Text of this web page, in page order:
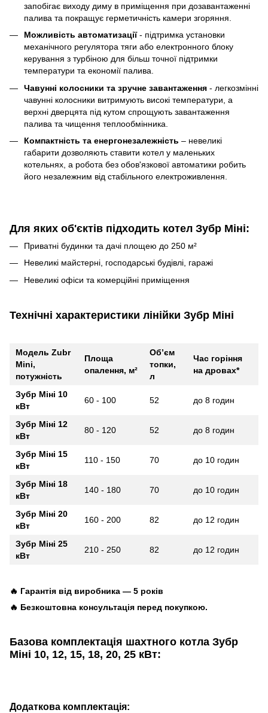
запобігає виходу диму в приміщення при дозавантаженні
палива та покращує герметичність камери згоряння.
Можливість автоматизації- підтримка установки
механічного регулятора тяги або електронного блоку
керування з турбіною для більш точної підтримки
температури та економії палива.
Чавунні колосники та зручне завантаження - легкозмінні
чавунні колосники витримують високі температури, а
верхні дверцята під кутом спрощують завантаження
палива та чищення теплообмінника.
Компактність та енергонезалежність – невеликі
габарити дозволяють ставити котел у маленьких
котельнях, а робота без обов'язкової автоматики робить
його незалежним від стабільного електроживлення.
Для яких об'єктів підходить котел Зубр Міні:
Приватні будинки та дачі площею до 250 м²
Невеликі майстерні, господарські будівлі, гаражі
Невеликі офіси та комерційні приміщення
Технічні характеристики лінійки Зубр Міні
Модель Zubr
Mini,
потужність
Площа
опалення, м²
Об’єм
топки,
л
Час горіння
на дровах*
Зубр Міні 10
кВт
60 - 100 52 до 8 годин
Зубр Міні 12
кВт
80 - 120 52 до 8 годин
Зубр Міні 15
кВт
110 - 150 70 до 10 годин
Зубр Міні 18
кВт
140 - 180 70 до 10 годин
Зубр Міні 20
кВт
160 - 200 82 до 12 годин
Зубр Міні 25
кВт
210 - 250 82 до 12 годин
🔥 Гарантія від виробника — 5 років
🔥 Безкоштовна консультація перед покупкою.
Базова комплектація шахтного котла Зубр
Міні 10, 12, 15, 18, 20, 25 кВт:
Додаткова комплектація: